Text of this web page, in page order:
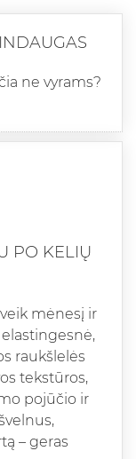
ne vyrams?
PO KELIŲ
mėnesį ir
raukšlelės
tekstūros,
pojūčio ir
– geras